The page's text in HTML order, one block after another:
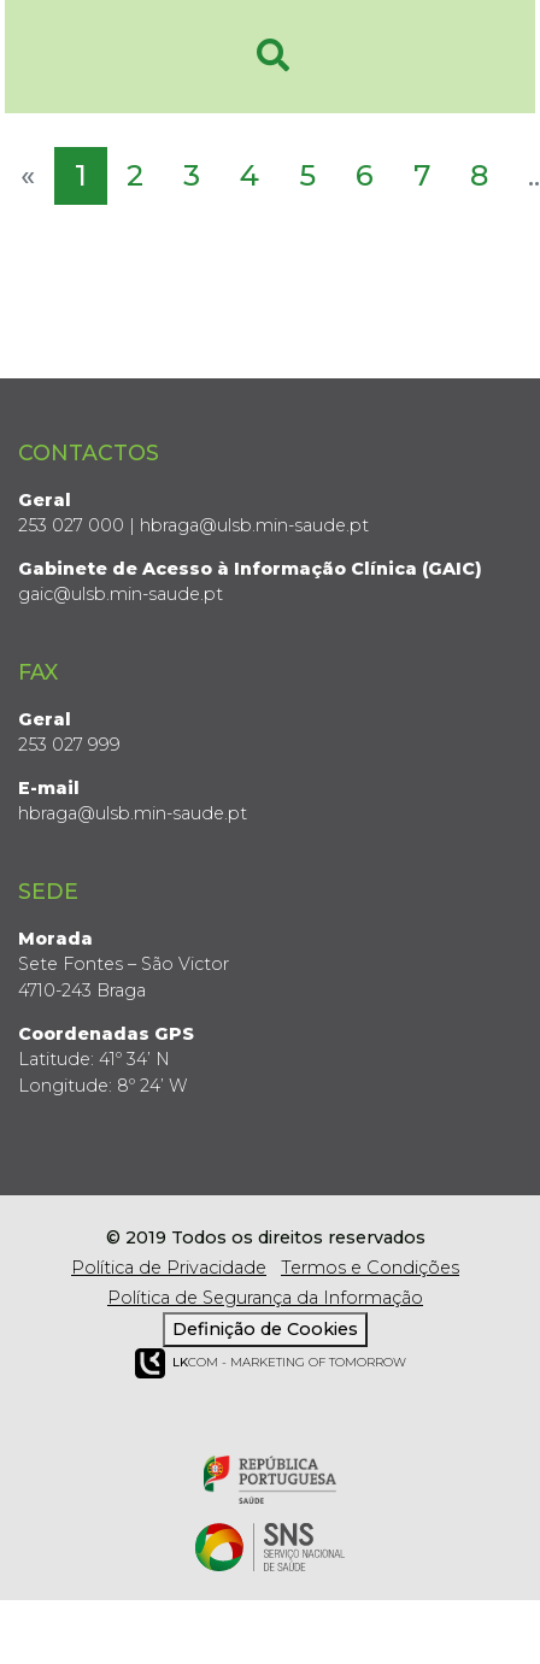
« 1 2 3 4 5 6 7 8
CONTACTOS
Geral
253 027 000 | hbraga@ulsb.min-saude.pt
Gabinete de Acesso à Informação Clínica (GAIC)
gaic@ulsb.min-saude.pt
FAX
Geral
253 027 999
E-mail
hbraga@ulsb.min-saude.pt
SEDE
Morada
Sete Fontes – São Victor
4710-243 Braga
Coordenadas GPS
Latitude: 41º 34’ N
Longitude: 8º 24’ W
© 2019 Todos os direitos reservados
Política de Privacidade
Termos e Condições
Política de Segurança da Informação
Definição de Cookies
LKCOM - MARKETING OF TOMORROW